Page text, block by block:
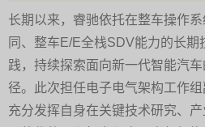
长期以来，睿驰依托在整车操作
同、整车E/E全栈SDV能力的长
践，持续探索面向新一代智能汽
径。此次担任电子电气架构工作
充分发挥自身在关键技术研究、